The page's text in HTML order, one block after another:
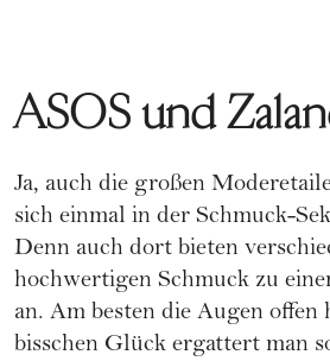
ASOS und
Ja, auch die großen
sich einmal in der Schmuck-
Denn auch dort bieten
hochwertigen Schmuck zu
an. Am besten die Augen
bisschen Glück ergattert man